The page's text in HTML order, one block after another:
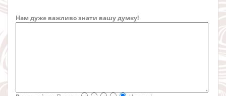
Нам дуже важливо знати вашу думку!